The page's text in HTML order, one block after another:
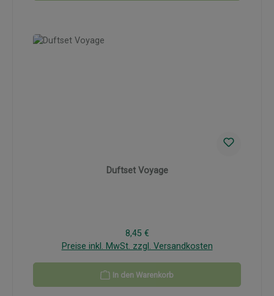
Duftset Voyage
Regulärer Preis:
8,45 €
Preise inkl. MwSt. zzgl. Versandkosten
In den Warenkorb